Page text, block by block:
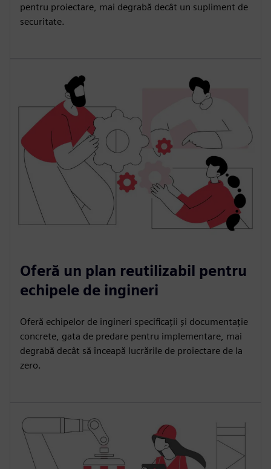
pentru proiectare, mai degrabă decât un supliment de
securitate.
Oferă un plan reutilizabil pentru
echipele de ingineri
Oferă echipelor de ingineri specificații și documentație
concrete, gata de predare pentru implementare, mai
degrabă decât să înceapă lucrările de proiectare de la
zero.